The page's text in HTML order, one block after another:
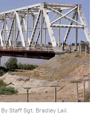
Staff Sgt. Bradley Lail